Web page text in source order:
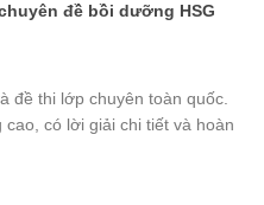
đề bồi dưỡng HSG
đề thi lớp chuyên toàn quốc.
có lời giải chi tiết và hoàn